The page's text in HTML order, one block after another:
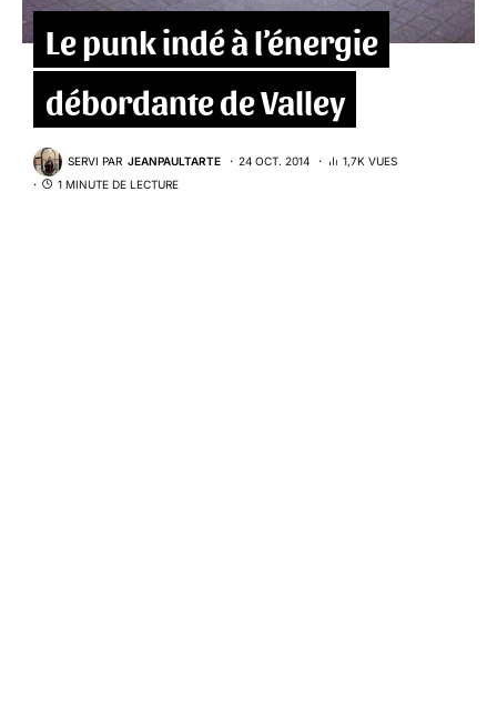
Le punk indé à l’énergie
débordante de Valley
SERVI PAR JEANPAULTARTE 24 OCT. 2014
1,7K VUES
1 MINUTE DE LECTURE